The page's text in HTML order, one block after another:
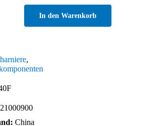
In den Warenkorb
,
China